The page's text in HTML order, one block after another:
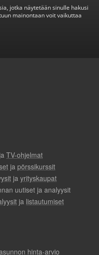
jotka näytetään sinulle hakusi
mainontaan voit vaikuttaa